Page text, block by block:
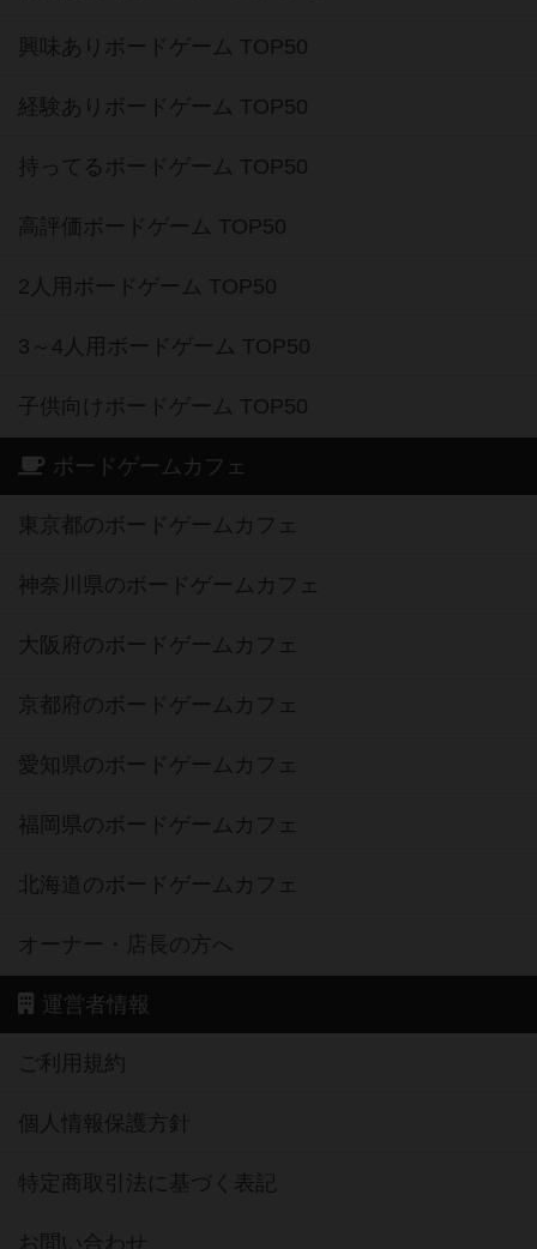
興味ありボードゲーム TOP50
経験ありボードゲーム TOP50
持ってるボードゲーム TOP50
高評価ボードゲーム TOP50
2人用ボードゲーム TOP50
3～4人用ボードゲーム TOP50
子供向けボードゲーム TOP50
ボードゲームカフェ
東京都のボードゲームカフェ
神奈川県のボードゲームカフェ
大阪府のボードゲームカフェ
京都府のボードゲームカフェ
愛知県のボードゲームカフェ
福岡県のボードゲームカフェ
北海道のボードゲームカフェ
オーナー・店長の方へ
運営者情報
ご利用規約
個人情報保護方針
特定商取引法に基づく表記
お問い合わせ